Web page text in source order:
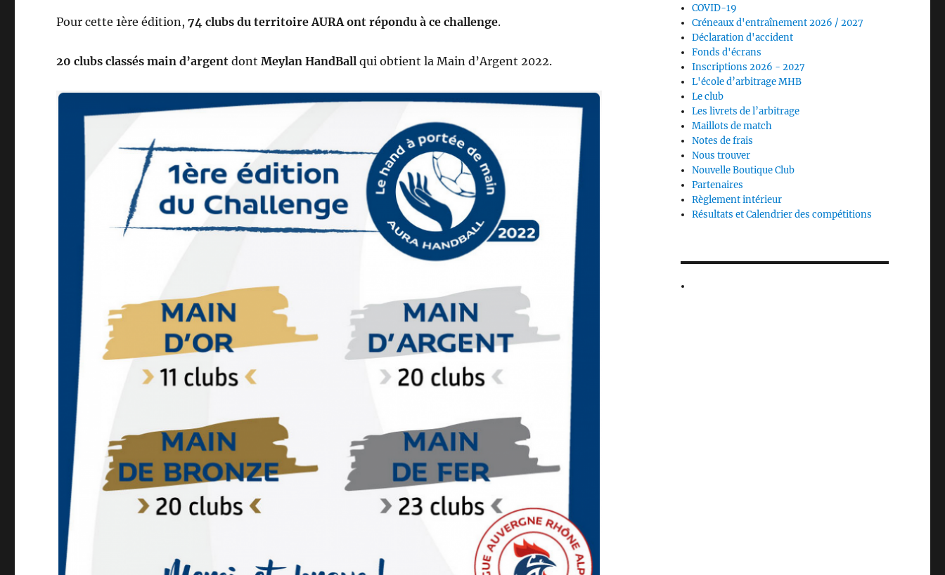
Pour cette 1ère édition,74 clubs du territoire AURA ont répondu à ce challenge.
20 clubs classés main d’argentdontMeylan HandBall qui obtient la Main d’Argent 2022.
COVID-19
Créneaux d'entraînement 2026 / 2027
Déclaration d'accident
Fonds d'écrans
Inscriptions 2026 - 2027
L'école d’arbitrage MHB
Le club
Les livrets de l’arbitrage
Maillots de match
Notes de frais
Nous trouver
Nouvelle Boutique Club
Partenaires
Règlement intérieur
Résultats et Calendrier des compétitions